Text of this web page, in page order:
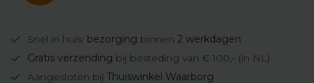
Snel in huis: bezorging binnen 2 werkdagen
Gratis verzending bij besteding van € 100,- (in NL)
Aangesloten bij Thuiswinkel Waarborg